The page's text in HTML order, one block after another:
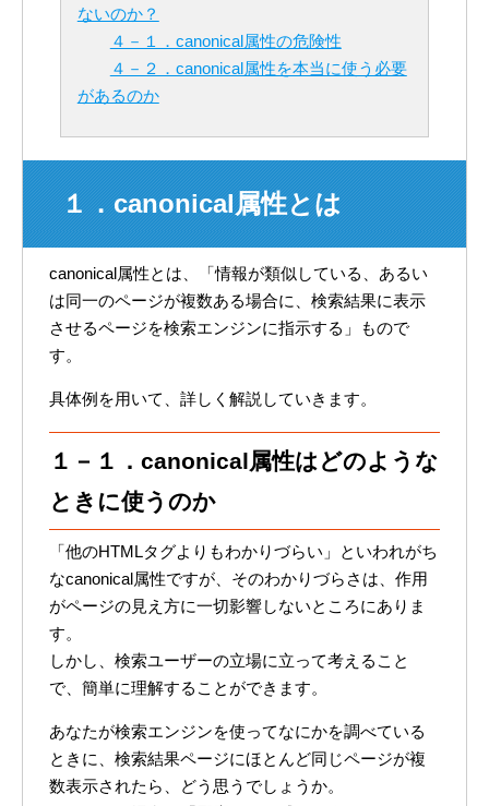
ないのか？
４－１．canonical属性の危険性
４－２．canonical属性を本当に使う必要
があるのか
１．canonical属性とは
canonical属性とは、「情報が類似している、あるい
は同一のページが複数ある場合に、検索結果に表示
させるページを検索エンジンに指示する」もので
す。
具体例を用いて、詳しく解説していきます。
１－１．canonical属性はどのような
ときに使うのか
「他のHTMLタグよりもわかりづらい」といわれがち
なcanonical属性ですが、そのわかりづらさは、作用
がページの見え方に一切影響しないところにありま
す。
しかし、検索ユーザーの立場に立って考えること
で、簡単に理解することができます。
あなたが検索エンジンを使ってなにかを調べている
ときに、検索結果ページにほとんど同じページが複
数表示されたら、どう思うでしょうか。